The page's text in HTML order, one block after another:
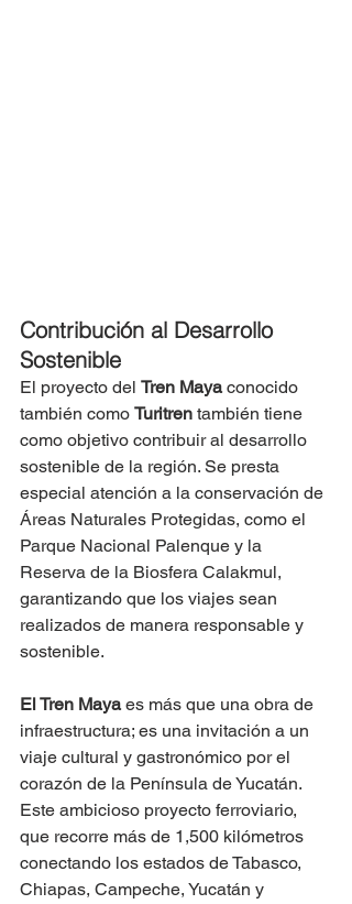
Contribución al Desarrollo
Sostenible
El proyecto del Tren Maya conocido
también como Turitren también tiene
como objetivo contribuir al desarrollo
sostenible de la región. Se presta
especial atención a la conservación de
Áreas Naturales Protegidas, como el
Parque Nacional Palenque y la
Reserva de la Biosfera Calakmul,
garantizando que los viajes sean
realizados de manera responsable y
sostenible​​.
El Tren Maya es más que una obra de
infraestructura; es una invitación a un
viaje cultural y gastronómico por el
corazón de la Península de Yucatán.
Este ambicioso proyecto ferroviario,
que recorre más de 1,500 kilómetros
conectando los estados de Tabasco,
Chiapas, Campeche, Yucatán y